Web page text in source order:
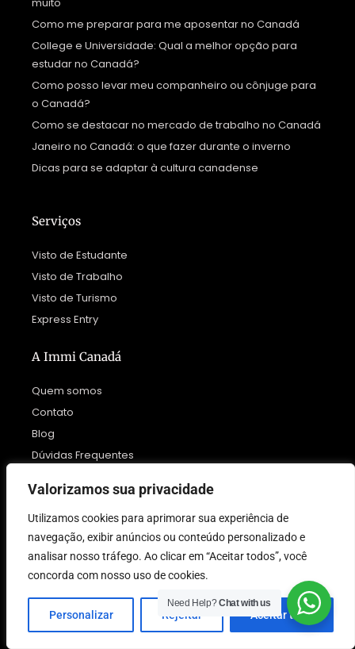
Valorizamos sua privacidade
Utilizamos cookies para aprimorar sua experiência de
navegação, exibir anúncios ou conteúdo personalizado e
analisar nosso tráfego. Ao clicar em “Aceitar todos”, você
concorda com nosso uso de cookies.
Personalizar Rejeitar Aceitar tudo
Como me preparar para me aposentar no Canadá
College e Universidade: Qual a melhor opção para
estudar no Canadá?
Como posso levar meu companheiro ou cônjuge para
o Canadá?
Como se destacar no mercado de trabalho no Canadá
Janeiro no Canadá: o que fazer durante o inverno
Dicas para se adaptar à cultura canadense
Serviços
Visto de Estudante
Visto de Trabalho
Visto de Turismo
Express Entry
A Immi Canadá
Quem somos
Contato
Blog
Dúvidas Frequentes
Política de Privacidade
Termos e Condições
Need Help?Chat with us